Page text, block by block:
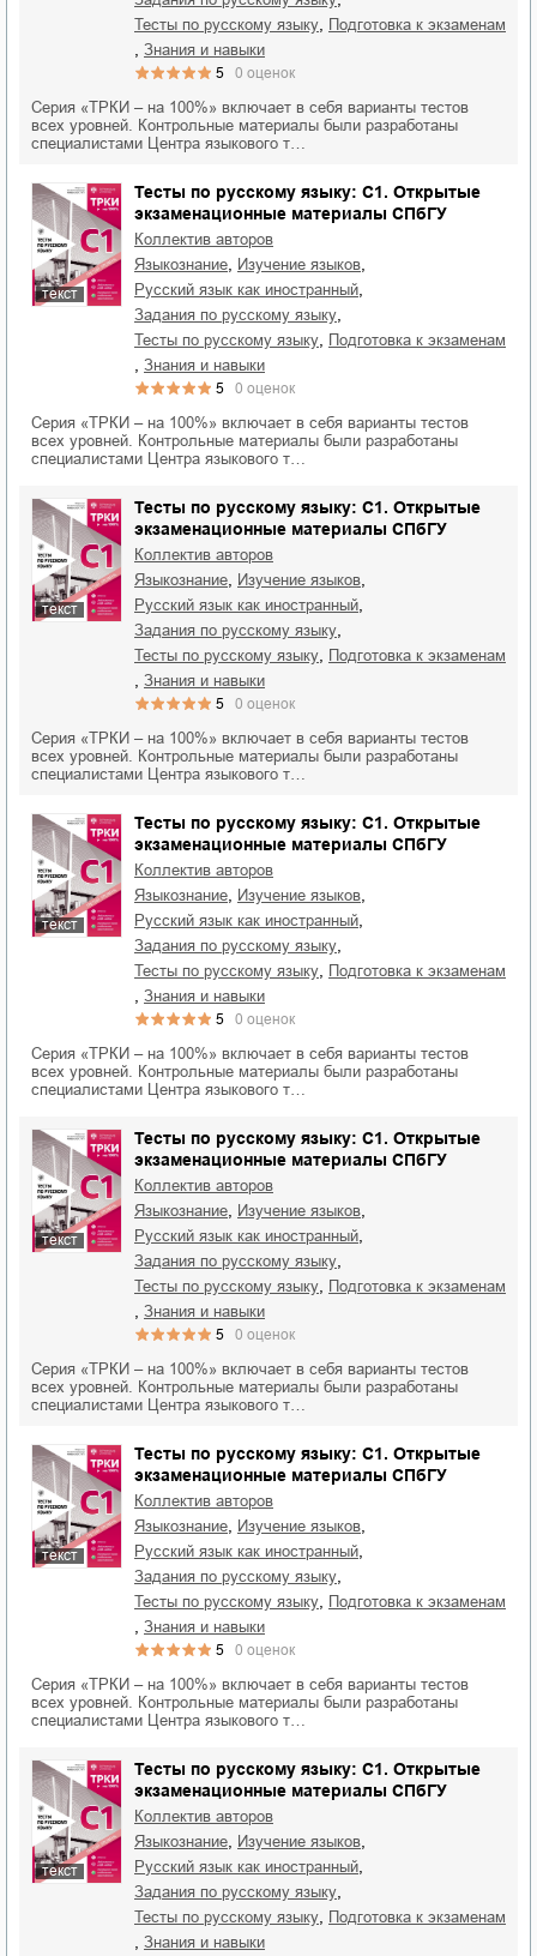
тесты по русскому языку подготовка к экзаменам
знания и навыки
5 0 оценок
Серия «ТРКИ – на 100%» включает в себя варианты тестов
всех уровней. Контрольные материалы были разработаны
специалистами Центра языкового т…
текст
Тесты по русскому языку: C1. Открытые
экзаменационные материалы СПбГУ
Коллектив авторов
языкознание
изучение языков
русский язык как иностранный
задания по русскому языку
тесты по русскому языку подготовка к экзаменам
знания и навыки
5 0 оценок
Серия «ТРКИ – на 100%» включает в себя варианты тестов
всех уровней. Контрольные материалы были разработаны
специалистами Центра языкового т…
текст
Тесты по русскому языку: C1. Открытые
экзаменационные материалы СПбГУ
Коллектив авторов
языкознание
изучение языков
русский язык как иностранный
задания по русскому языку
тесты по русскому языку подготовка к экзаменам
знания и навыки
5 0 оценок
Серия «ТРКИ – на 100%» включает в себя варианты тестов
всех уровней. Контрольные материалы были разработаны
специалистами Центра языкового т…
текст
Тесты по русскому языку: C1. Открытые
экзаменационные материалы СПбГУ
Коллектив авторов
языкознание
изучение языков
русский язык как иностранный
задания по русскому языку
тесты по русскому языку подготовка к экзаменам
знания и навыки
5 0 оценок
Серия «ТРКИ – на 100%» включает в себя варианты тестов
всех уровней. Контрольные материалы были разработаны
специалистами Центра языкового т…
текст
Тесты по русскому языку: C1. Открытые
экзаменационные материалы СПбГУ
Коллектив авторов
языкознание
изучение языков
русский язык как иностранный
задания по русскому языку
тесты по русскому языку подготовка к экзаменам
знания и навыки
5 0 оценок
Серия «ТРКИ – на 100%» включает в себя варианты тестов
всех уровней. Контрольные материалы были разработаны
специалистами Центра языкового т…
текст
Тесты по русскому языку: C1. Открытые
экзаменационные материалы СПбГУ
Коллектив авторов
языкознание
изучение языков
русский язык как иностранный
задания по русскому языку
тесты по русскому языку подготовка к экзаменам
знания и навыки
5 0 оценок
Серия «ТРКИ – на 100%» включает в себя варианты тестов
всех уровней. Контрольные материалы были разработаны
специалистами Центра языкового т…
текст
Тесты по русскому языку: C1. Открытые
экзаменационные материалы СПбГУ
Коллектив авторов
языкознание
изучение языков
русский язык как иностранный
задания по русскому языку
тесты по русскому языку подготовка к экзаменам
знания и навыки